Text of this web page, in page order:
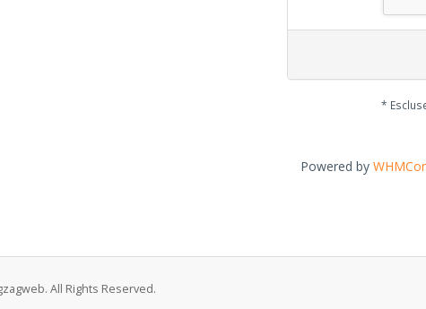
*
Powered by
All Rights Reserved.